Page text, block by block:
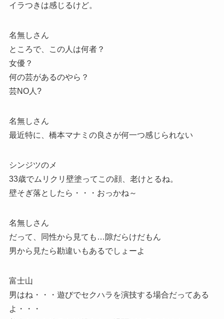
イラつきは感じるけど。
名無しさん
ところで、この人は何者？
女優？
何の芸があるのやら？
芸NO人?
名無しさん
最近特に、橋本マナミの良さが何一つ感じられない
シンジツのメ
33歳でムリクリ壁塗ってこの顔、老けとるね。
壁そぎ落としたら・・・おっかね～
名無しさん
だって、同性から見ても…隙だらけだもん
男から見たら勘違いもあるでしょーよ
富士山
男はね・・・遊びでセクハラを演技する場合だってある
よ・・・